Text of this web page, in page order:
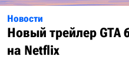
Новости
Новый трейлер GTA
на Netflix